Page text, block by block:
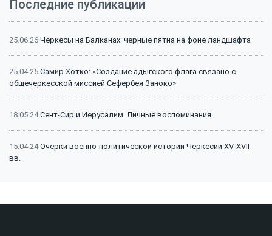
Последние публикации
25.06.26 Черкесы на Балканах: черные пятна на фоне ландшафта
25.04.25 Самир Хотко: «Создание адыгского флага связано с
общечеркесской миссией Сефербея Заноко»
18.05.24Сент-Сир и Иерусалим. Личные воспоминания.
15.04.24Очерки военно-политической истории Черкесии XV-XVII
вв.